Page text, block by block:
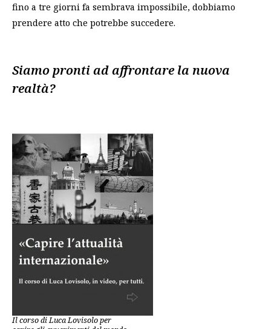
fino a tre giorni fa sembrava impossibile, dobbiamo
prendere atto che potrebbe succedere.
Siamo pronti ad affrontare la nuova
realtà?
Il corso di Luca Lovisolo per